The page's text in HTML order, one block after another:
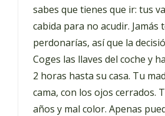
sabes que tienes que ir: tus
cabida para no acudir. Jamás
perdonarías, así que la
Coges las llaves del coche y
2 horas hasta su casa. Tu
cama, con los ojos cerrados.
años y mal color. Apenas